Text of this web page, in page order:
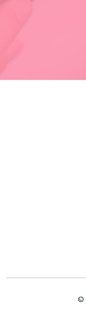
©